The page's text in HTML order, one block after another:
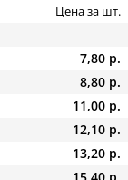
Цена за шт.
7,80 р.
8,80 р.
11,00 р.
12,10 р.
13,20 р.